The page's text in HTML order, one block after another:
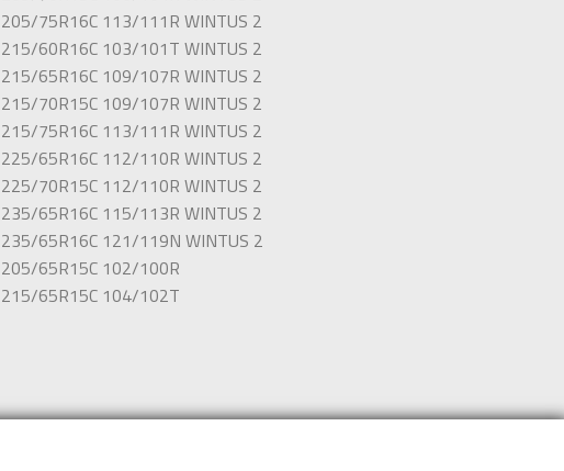
205/75R16C 113/111R WINTUS 2
215/60R16C 103/101T WINTUS 2
215/65R16C 109/107R WINTUS 2
215/70R15C 109/107R WINTUS 2
215/75R16C 113/111R WINTUS 2
225/65R16C 112/110R WINTUS 2
225/70R15C 112/110R WINTUS 2
235/65R16C 115/113R WINTUS 2
235/65R16C 121/119N WINTUS 2
205/65R15C 102/100R
215/65R15C 104/102T